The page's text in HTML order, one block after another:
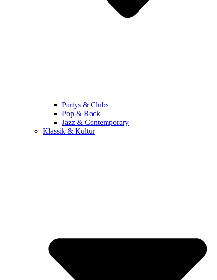
Partys & Clubs
Pop & Rock
Jazz & Contemporary
Klassik & Kultur